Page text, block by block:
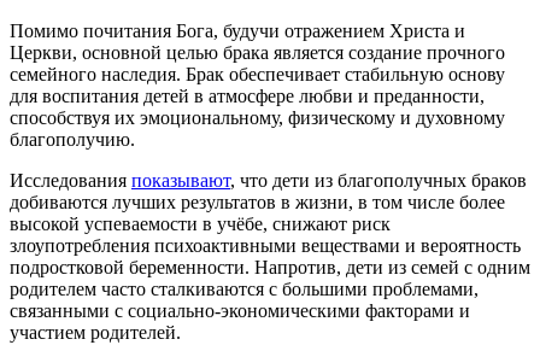
Помимо почитания Бога, будучи отражением Христа и
Церкви, основной целью брака является создание прочного
семейного наследия. Брак обеспечивает стабильную основу
для воспитания детей в атмосфере любви и преданности,
способствуя их эмоциональному, физическому и духовному
благополучию.
Исследования показывают, что дети из благополучных браков
добиваются лучших результатов в жизни, в том числе более
высокой успеваемости в учёбе, снижают риск
злоупотребления психоактивными веществами и вероятность
подростковой беременности. Напротив, дети из семей с одним
родителем часто сталкиваются с большими проблемами,
связанными с социально-экономическими факторами и
участием родителей.